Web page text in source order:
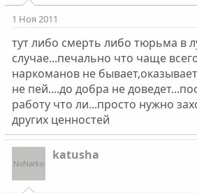
1 Ноя 2011
тут либо смерть либо тюрьма в
случае...печально что чаще
наркоманов не
не пей....до добра не
работу что ли...просто нужно
других ценностей
katusha